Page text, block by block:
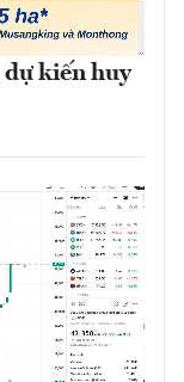
kiến huy